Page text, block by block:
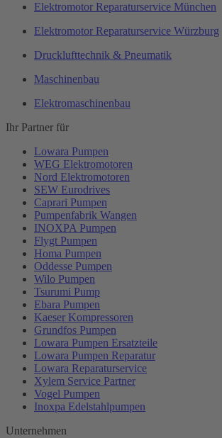
Elektromotor Reparaturservice München
Elektromotor Reparaturservice Würzburg
Drucklufttechnik & Pneumatik
Maschinenbau
Elektromaschinenbau
Ihr Partner für
Lowara Pumpen
WEG Elektromotoren
Nord Elektromotoren
SEW Eurodrives
Caprari Pumpen
Pumpenfabrik Wangen
INOXPA Pumpen
Flygt Pumpen
Homa Pumpen
Oddesse Pumpen
Wilo Pumpen
Tsurumi Pump
Ebara Pumpen
Kaeser Kompressoren
Grundfos Pumpen
Lowara Pumpen Ersatzteile
Lowara Pumpen Reparatur
Lowara Reparaturservice
Xylem Service Partner
Vogel Pumpen
Inoxpa Edelstahlpumpen
Unternehmen